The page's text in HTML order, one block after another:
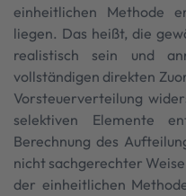
einheitlichen Methode
liegen. Das heißt, die
realistisch sein und
vollständigen direkten
Vorsteuerverteilung
selektiven Elemente
Berechnung des
nicht sachgerechter
der einheitlichen